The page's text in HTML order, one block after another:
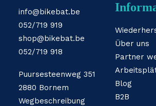
info@bikebat.be
052/719 919
shop@bikebat.be
052/719 918
Puursesteenweg 351
2880 Bornem
Wegbeschreibung
Über uns
Partner
Blog
B2B